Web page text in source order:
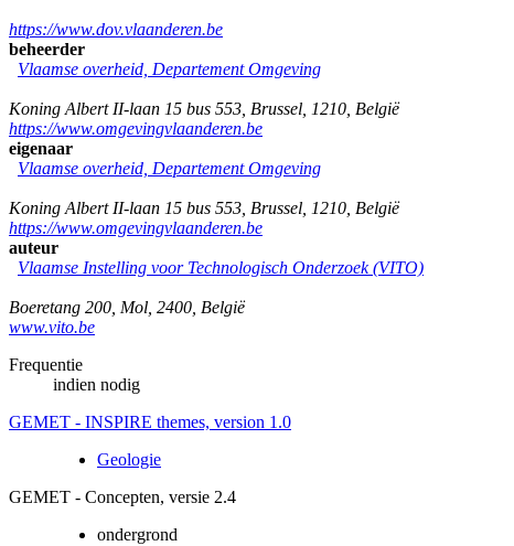
https://www.dov.vlaanderen.be
beheerder
Vlaamse overheid, Departement Omgeving
Koning Albert II-laan 15 bus 553 Brussel 1210 België
https://www.omgevingvlaanderen.be
eigenaar
Vlaamse overheid, Departement Omgeving
Koning Albert II-laan 15 bus 553 Brussel 1210 België
https://www.omgevingvlaanderen.be
auteur
Vlaamse Instelling voor Technologisch Onderzoek (VITO)
Boeretang 200 Mol 2400 België
www.vito.be
Frequentie
indien nodig
GEMET - INSPIRE themes, version 1.0
Geologie
GEMET - Concepten, versie 2.4
ondergrond